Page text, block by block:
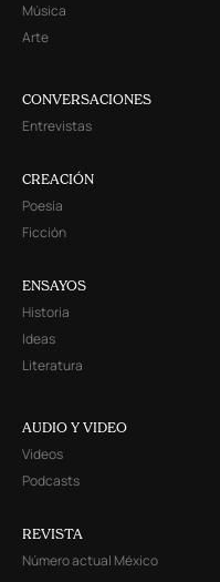
Música
Arte
CONVERSACIONES
Entrevistas
CREACIÓN
Poesía
Ficción
ENSAYOS
Historia
Ideas
Literatura
AUDIO Y VIDEO
Videos
Podcasts
REVISTA
Número actual México